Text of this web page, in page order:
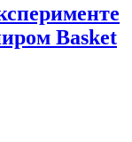
Basket